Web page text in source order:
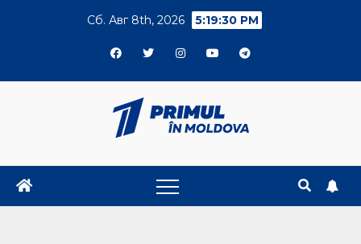
Сб. Авг 8th, 2026 5:19:30 PM